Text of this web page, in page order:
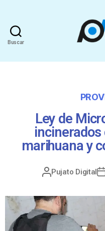
Buscar
Ley de
incinerados
marihuana y
Pujato Digital